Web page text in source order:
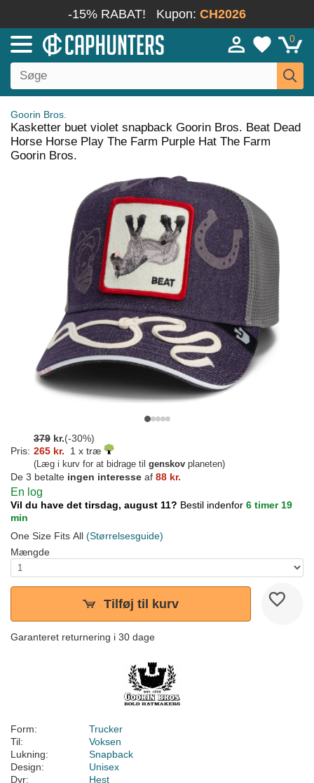
-15% RABAT! Kupon: CH2026
0
Goorin Bros.
Kasketter buet violet snapback Goorin Bros. Beat Dead
Horse Horse Play The Farm Purple Hat The Farm
Goorin Bros.
379 kr.(-30%)
Pris: 265 kr. 1 x træ
(Læg i kurv for at bidrage til genskov planeten)
De 3 betalte ingen interesse af 88 kr.
En log
Vil du have det tirsdag, august 11? Bestil indenfor 6 timer 19
min
One Size Fits All (Størrelsesguide)
Mængde
Tilføj til kurv
Garanteret returnering i 30 dage
Form:
Trucker
Til:
Voksen
Lukning:
Snapback
Design:
Unisex
Dyr:
Hest